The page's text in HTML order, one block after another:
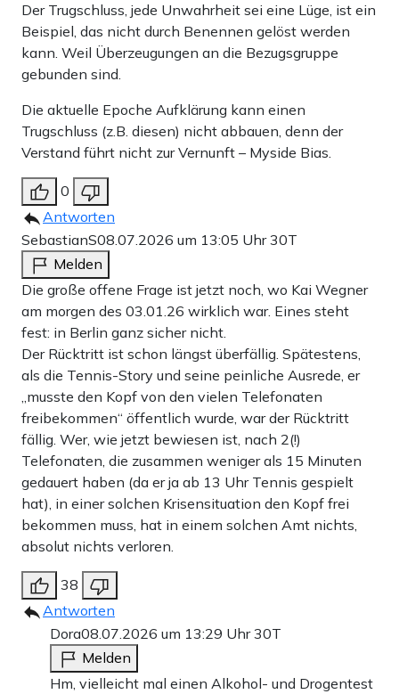
Der Trugschluss, jede Unwahrheit sei eine Lüge, ist ein
Beispiel, das nicht durch Benennen gelöst werden
kann. Weil Überzeugungen an die Bezugsgruppe
gebunden sind.
Die aktuelle Epoche Aufklärung kann einen
Trugschluss (z.B. diesen) nicht abbauen, denn der
Verstand führt nicht zur Vernunft – Myside Bias.
0
Antworten
SebastianS08.07.2026 um 13:05 Uhr30T
Melden
Die große offene Frage ist jetzt noch, wo Kai Wegner
am morgen des 03.01.26 wirklich war. Eines steht
fest: in Berlin ganz sicher nicht.
Der Rücktritt ist schon längst überfällig. Spätestens,
als die Tennis-Story und seine peinliche Ausrede, er
„musste den Kopf von den vielen Telefonaten
freibekommen“ öffentlich wurde, war der Rücktritt
fällig. Wer, wie jetzt bewiesen ist, nach 2(!)
Telefonaten, die zusammen weniger als 15 Minuten
gedauert haben (da er ja ab 13 Uhr Tennis gespielt
hat), in einer solchen Krisensituation den Kopf frei
bekommen muss, hat in einem solchen Amt nichts,
absolut nichts verloren.
38
Antworten
Dora08.07.2026 um 13:29 Uhr30T
Melden
Hm, vielleicht mal einen Alkohol- und Drogentest